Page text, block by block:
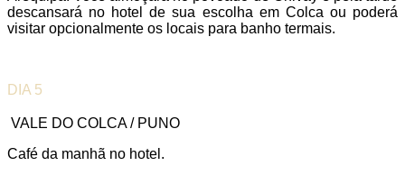
descansará no hotel de sua escolha em Colca ou poderá
visitar opcionalmente os locais para banho termais.
DIA 5
VALE DO COLCA / PUNO
Café da manhã no hotel.